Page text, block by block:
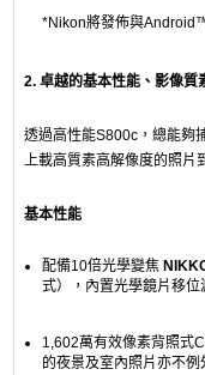
*Nikon將發佈與
2. 卓越的基本性能、影像質
透過高性能S800c，總能夠
上載高質素高解像度的照片
基本性能
配備10倍光學變焦
式），內置光學鏡片移位
1,602萬有效像素背照式
的夜景及室內照片亦不例